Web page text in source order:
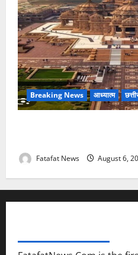
Breaking News आध्यात्म
Fatafat News August 6,